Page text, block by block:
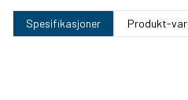
Spesifikasjoner Produkt-